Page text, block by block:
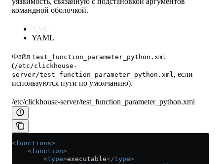
командной оболочкой.
XML
YAML
Файл test_function_parameter_python.xml
(/etc/clickhouse-
server/test_function_parameter_python.xml, если
используются пути по умолчанию).
/etc/clickhouse-server/test_function_parameter_python.xml
<functions>
    <
function>
        <
type>executable</type>